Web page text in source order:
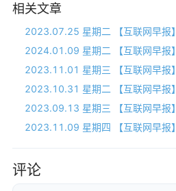
相关文章
2023.07.25 星期二 【互联网早报】
2024.01.09 星期二 【互联网早报】
2023.11.01 星期三 【互联网早报】
2023.10.31 星期二 【互联网早报】
2023.09.13 星期三 【互联网早报】
2023.11.09 星期四 【互联网早报】
评论